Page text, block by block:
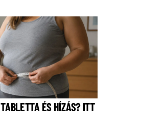
ÉS HÍZÁS? ITT